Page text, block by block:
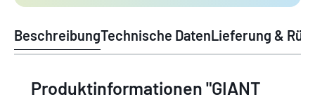
BeschreibungTechnische DatenLieferung &
Produktinformationen "GIANT